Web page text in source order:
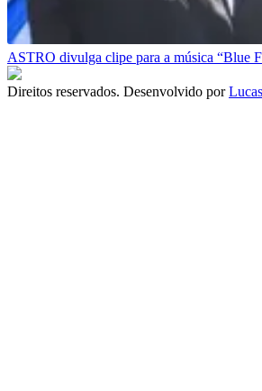
ASTRO divulga clipe para a música “Blue
Direitos reservados. Desenvolvido por